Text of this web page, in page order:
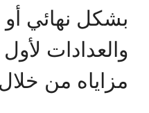
بشكل نهائي أو
والعدادات
مزاياه من